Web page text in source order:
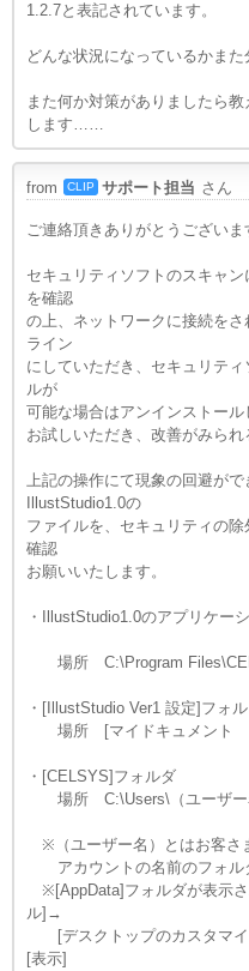
1.2.7と表記されています。
どんな状況になっているかまた
また何か対策がありましたら
します……
from CLIP サポート担当 さん
ご連絡頂きありがとうございま
セキュリティソフトのスキャ
を確認
の上、ネットワークに接続を
ライン
にしていただき、セキュリテ
ルが
可能な場合はアンインストー
お試しいただき、改善がみられ
上記の操作にて現象の回避が
IllustStudio1.0の
ファイルを、セキュリティの
確認
お願いいたします。
・IllustStudio1.0のアプリケー
場所 C:\Program
・[IllustStudio Ver1 設定]フォ
場所 [マイドキュメント
・[CELSYS]フォルダ
場所 C:\Users\（ユーザー
※（ユーザー名）とはお客さ
アカウントの名前のフォル
※[AppData]フォルダが表示
ル]→
[デスクトップのカスタマイ
[表示]